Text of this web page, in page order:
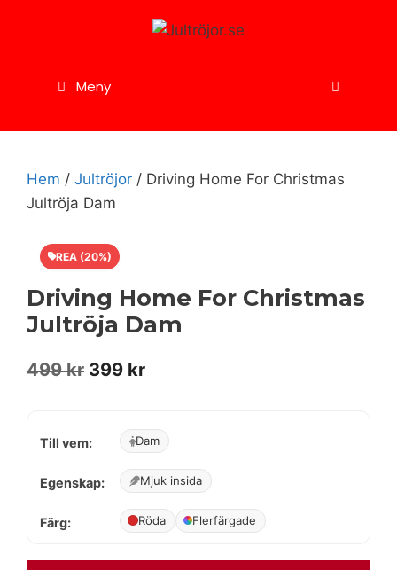
Meny
Hem / Jultröjor / Driving Home For Christmas
Jultröja Dam
REA (20%)
Driving Home For Christmas
Jultröja Dam
499kr Det
priset
var:
499 kr.
399 krDet
priset
är:
399 kr.
Till vem: Dam
Egenskap: Mjuk insida
Färg: Röda Flerfärgade